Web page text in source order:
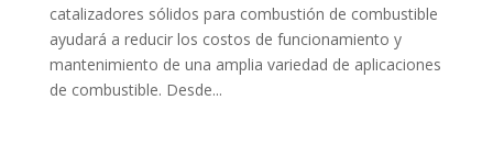
catalizadores sólidos para combustión de combustible
ayudará a reducir los costos de funcionamiento y
mantenimiento de una amplia variedad de aplicaciones
de combustible. Desde...